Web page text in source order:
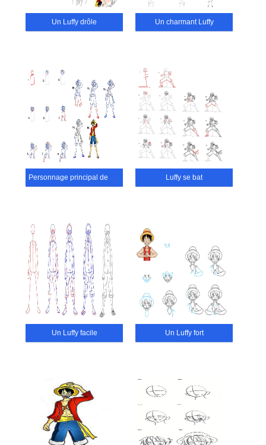
Un Luffy drôle Un charmant Luffy
Personnage principal de Luffy Luffy se bat
Un Luffy facile Un Luffy fort